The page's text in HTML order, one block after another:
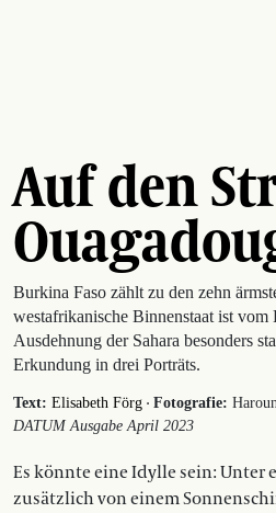
Auf den
Burkina Faso zählt zu den zehn
westafrikanische Binnenstaat ist
Ausdehnung der Sahara besonders
Erkundung in drei Porträts.
Text: Elisabeth Förg · Fotografie:
DATUM Ausgabe April 2023
Es könnte eine Idylle sein: Unter
zusätzlich von einem